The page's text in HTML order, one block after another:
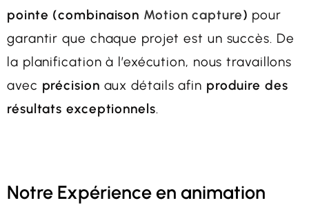
pointe (combinaison Motion capture) pour
garantir que chaque projet est un succès. De
la planification à l’exécution, nous travaillons
avec précision aux détails afin produire des
résultats exceptionnels.
Notre Expérience en animation